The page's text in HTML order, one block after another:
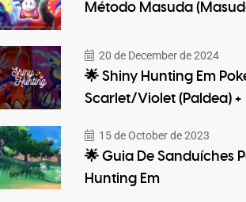
Método Masuda
20 de December de 2024
🌟 Shiny Hunting Em
Scarlet/Violet (Paldea) +
15 de October de 2023
🌟 Guia De Sanduíches
Hunting Em